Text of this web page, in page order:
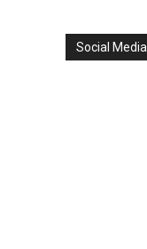
Social Media